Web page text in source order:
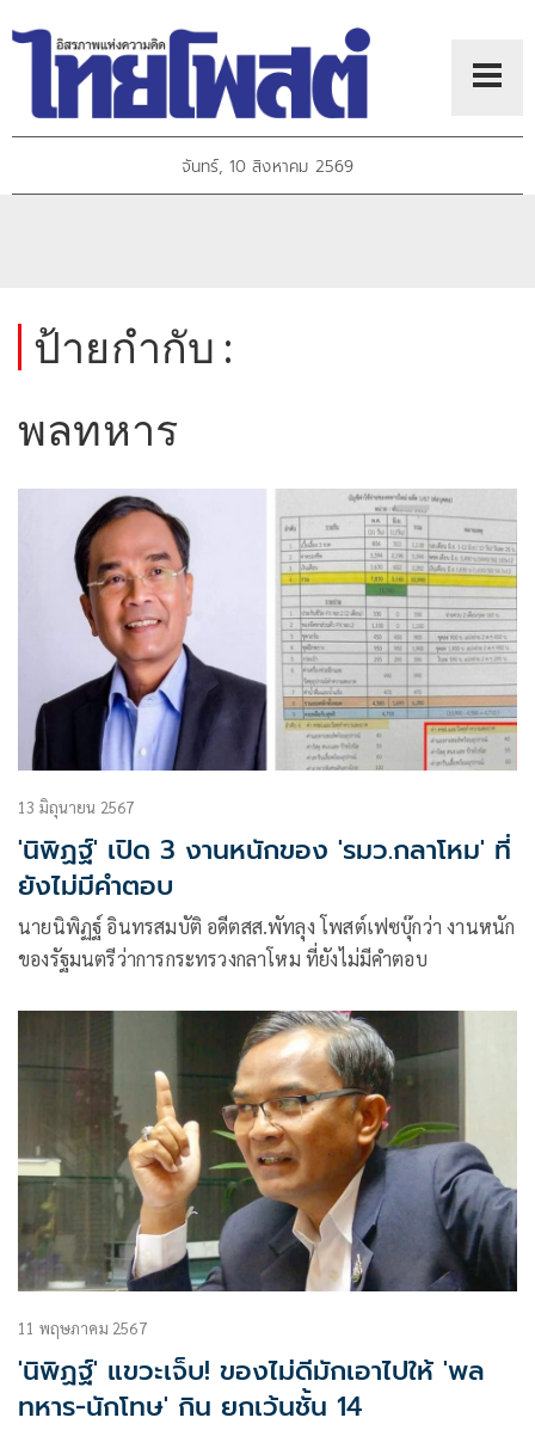
จันทร์, 10 สิงหาคม 2569
ป้ายกำกับ :
พลทหาร
13 มิถุนายน 2567
'นิพิฏฐ์' เปิด 3 งานหนักของ 'รมว.กลาโหม' ที่
ยังไม่มีคำตอบ
นายนิพิฏฐ์ อินทรสมบัติ อดีตสส.พัทลุง โพสต์เฟซบุ๊กว่า งานหนัก
ของรัฐมนตรีว่าการกระทรวงกลาโหม ที่ยังไม่มีคำตอบ
11 พฤษภาคม 2567
'นิพิฏฐ์' แขวะเจ็บ! ของไม่ดีมักเอาไปให้ 'พล
ทหาร-นักโทษ' กิน ยกเว้นชั้น 14